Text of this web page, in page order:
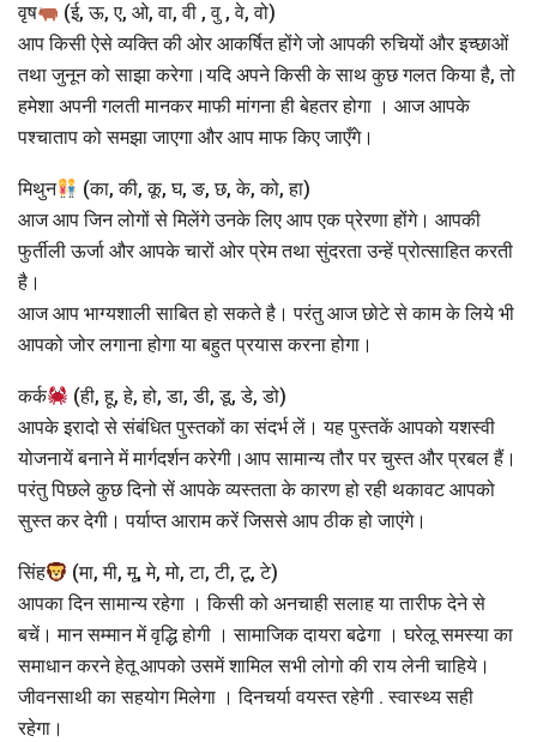
वृष
(ई, ऊ, ए, ओ, वा, वी , वु , वे, वो)
आप किसी ऐसे व्यक्ति की ओर आकर्षित होंगे जो आपकी रुचियों और इच्छाओं
तथा जुनून को साझा करेगा।यदि अपने किसी के साथ कुछ गलत किया है, तो
हमेशा अपनी गलती मानकर माफी मांगना ही बेहतर होगा । आज आपके
पश्चाताप को समझा जाएगा और आप माफ किए जाएँगे।
मिथुन
(का, की, कू, घ, ङ, छ, के, को, हा)
आज आप जिन लोगों से मिलेंगे उनके लिए आप एक प्रेरणा होंगे। आपकी
फुर्तीली ऊर्जा और आपके चारों ओर प्रेम तथा सुंदरता उन्हें प्रोत्साहित करती
है।
आज आप भाग्यशाली साबित हो सकते है। परंतु आज छोटे से काम के लिये भी
आपको जोर लगाना होगा या बहुत प्रयास करना होगा।
कर्क
(ही, हू, हे, हो, डा, डी, डू, डे, डो)
आपके इरादो से संबंधित पुस्तकों का संदर्भ लें। यह पुस्तकें आपको यशस्वी
योजनायें बनाने में मार्गदर्शन करेगी।आप सामान्य तौर पर चुस्त और प्रबल हैं।
परंतु पिछले कुछ दिनो सें आपके व्यस्तता के कारण हो रही थकावट आपको
सुस्त कर देगी। पर्याप्त आराम करें जिससे आप ठीक हो जाएंगे।
सिंह
(मा, मी, मू, मे, मो, टा, टी, टू, टे)
आपका दिन सामान्य रहेगा । किसी को अनचाही सलाह या तारीफ देने से
बचें। मान सम्मान में वृद्धि होगी । सामाजिक दायरा बढेगा । घरेलू समस्या का
समाधान करने हेतू आपको उसमें शामिल सभी लोगो की राय लेनी चाहिये।
जीवनसाथी का सहयोग मिलेगा । दिनचर्या वयस्त रहेगी . स्वास्थ्य सही
रहेगा।